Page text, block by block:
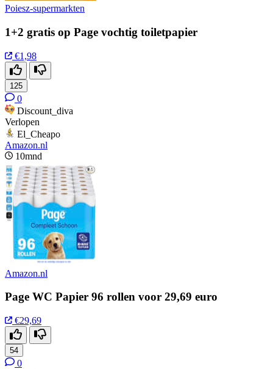
Poiesz-supermarkten
1+2 gratis op Page vochtig toiletpapier
€1,98
125
0
Discount_diva
Verlopen
El_Cheapo
Amazon.nl
10mnd
Amazon.nl
Page WC Papier 96 rollen voor 29,69 euro
€29,69
54
0